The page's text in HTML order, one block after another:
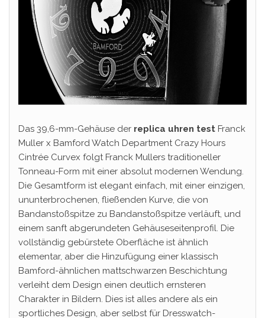
Das 39,6-mm-Gehäuse der replica uhren test Franck
Muller x Bamford Watch Department Crazy Hours
Cintrée Curvex folgt Franck Mullers traditioneller
Tonneau-Form mit einer absolut modernen Wendung.
Die Gesamtform ist elegant einfach, mit einer einzigen,
ununterbrochenen, fließenden Kurve, die von
Bandanstoßspitze zu Bandanstoßspitze verläuft, und
einem sanft abgerundeten Gehäuseseitenprofil. Die
vollständig gebürstete Oberfläche ist ähnlich
elementar, aber die Hinzufügung einer klassisch
Bamford-ähnlichen mattschwarzen Beschichtung
verleiht dem Design einen deutlich ernsteren
Charakter in Bildern. Dies ist alles andere als ein
sportliches Design, aber selbst für Dresswatch-